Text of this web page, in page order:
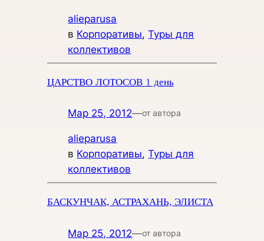
alieparusa
в Корпоративы, Туры для
коллективов
ЦАРСТВО ЛОТОСОВ 1 день
Мар 25, 2012—от автора
alieparusa
в Корпоративы, Туры для
коллективов
БАСКУНЧАК, АСТРАХАНЬ, ЭЛИСТА
Мар 25, 2012—от автора